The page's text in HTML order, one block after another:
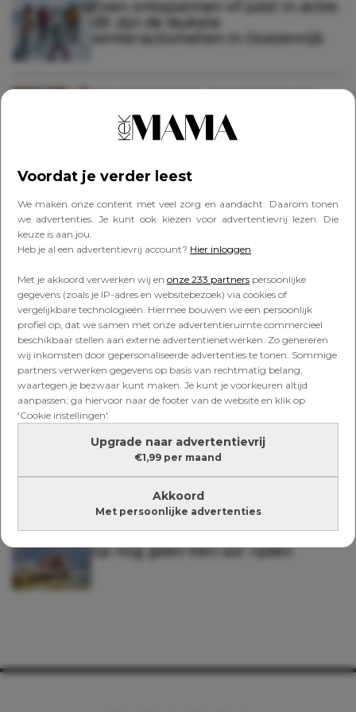
Voordat je verder leest
We maken onze content met veel zorg en aandacht. Daarom tonen
we advertenties. Je kunt ook kiezen voor advertentievrij lezen. Die
keuze is aan jou.
Heb je al een advertentievrij account? Hier inloggen
Met je akkoord verwerken wij en onze 233 partners persoonlijke
gegevens (zoals je IP-adres en websitebezoek) via cookies of
vergelijkbare technologieën. Hiermee bouwen we een persoonlijk
profiel op, dat we samen met onze advertentieruimte commercieel
beschikbaar stellen aan externe advertentienetwerken. Zo genereren
wij inkomsten door gepersonaliseerde advertenties te tonen. Sommige
partners verwerken gegevens op basis van rechtmatig belang,
waartegen je bezwaar kunt maken. Je kunt je voorkeuren altijd
aanpassen; ga hiervoor naar de footer van de website en klik op
'Cookie instellingen'.
Upgrade naar advertentievrij
€1,99 per maand
Akkoord
Met persoonlijke advertenties
Even ontspannen of juist in actie:
dít zijn de leukste
winteractiviteiten in Oostenrijk
Cultuur snuiven in Oostenrijk: hier
moet je zijn (en ja, óók leuk voor je
kinderen)
ONONTDEKT OOSTENRIJK
Op wintervakantie naar
je zijn
ONONTDEKT OOSTENRIJK
Daredevils opgelet: déze stoere
gezinsactiviteiten in Oostenrijk
zijn een dikke tip als je van
avontuur houdt
ONONTDEKT OOSTENRIJK
Spetter, pieter, pater – dít zijn de
meest geweldige meren en
buitenzwembaden in Oostenrijk
ONONTDEKT OOSTENRIJK
De verborgen parel van Europa,
op nog geen tien uur rijden